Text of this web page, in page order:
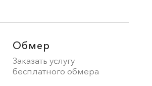
Обмер
Заказать услугу
бесплатного обмера